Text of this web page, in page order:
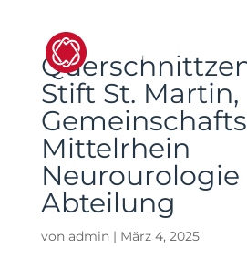
Stift St. Martin,
Mittelrhein
Neurourologie
Abteilung
von admin| März 4, 2025